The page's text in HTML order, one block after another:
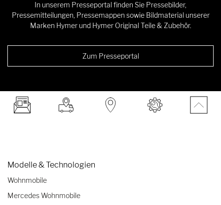
In unserem Presseportal finden Sie Pressebilder,
Pressemitteilungen, Pressemappen sowie Bildmaterial unserer
Marken Hymer und Hymer Original Teile & Zubehör.
Zum Presseportal
Modelle & Technologien
Wohnmobile
Mercedes Wohnmobile